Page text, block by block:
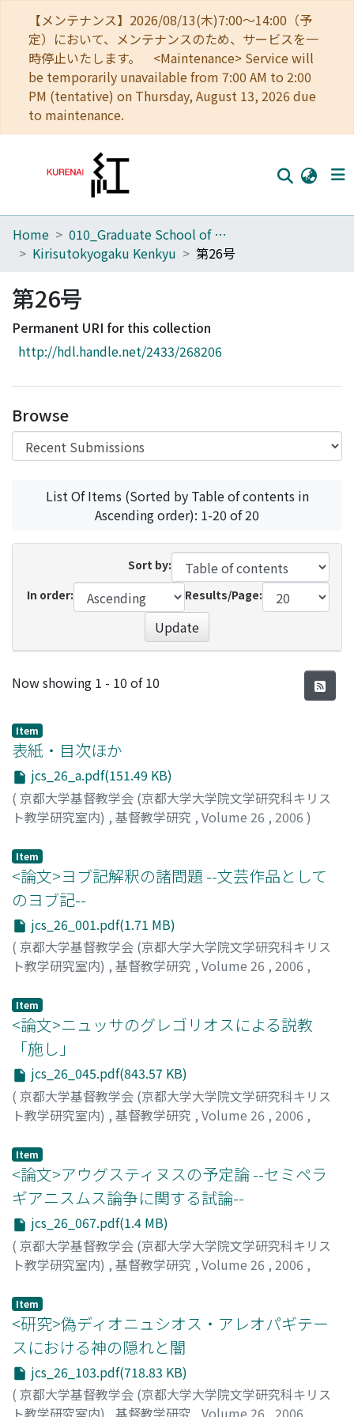
【メンテナンス】2026/08/13(木)7:00～14:00（予
定）において、メンテナンスのため、サービスを一
時停止いたします。 <Maintenance> Service will
be temporarily unavailable from 7:00 AM to 2:00
PM (tentative) on Thursday, August 13, 2026 due
to maintenance.
Home
Browse
Download Ranking
Access Statistics
Home
010_Graduate School of Letters
Kirisutokyogaku Kenkyu
第26号
第26号
Permanent URI for this collection
http://hdl.handle.net/2433/268206
Browse
List Of Items (Sorted by Table of contents in
Ascending order): 1-20 of 20
Sort by:
In order:
Results/Page:
Update
Recent Submissions
Now showing 1 - 10 of 10
Item
表紙・目次ほか
jcs_26_a.pdf(151.49 KB)
( 京都大学基督教学会 (京都大学大学院文学研究科キリス
ト教学研究室内) , 基督教学研究 , Volume 26 , 2006 )
Item
<論文>ヨブ記解釈の諸問題 --文芸作品として
のヨブ記--
jcs_26_001.pdf(1.71 MB)
( 京都大学基督教学会 (京都大学大学院文学研究科キリス
ト教学研究室内) , 基督教学研究 , Volume 26 , 2006 ,
勝村, 弘也
Item
<論文>ニュッサのグレゴリオスによる説教
「施し」
jcs_26_045.pdf(843.57 KB)
( 京都大学基督教学会 (京都大学大学院文学研究科キリス
ト教学研究室内) , 基督教学研究 , Volume 26 , 2006 ,
土井, 健司
Item
<論文>アウグスティヌスの予定論 --セミペラ
ギアニスムス論争に関する試論--
jcs_26_067.pdf(1.4 MB)
( 京都大学基督教学会 (京都大学大学院文学研究科キリス
ト教学研究室内) , 基督教学研究 , Volume 26 , 2006 ,
小池, 三郎
Item
<研究>偽ディオニュシオス・アレオパギテー
スにおける神の隠れと闇
jcs_26_103.pdf(718.83 KB)
( 京都大学基督教学会 (京都大学大学院文学研究科キリス